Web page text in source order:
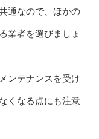
通なので、ほかの
業者を選びましょ
ンテナンスを受け
くなる点にも注意